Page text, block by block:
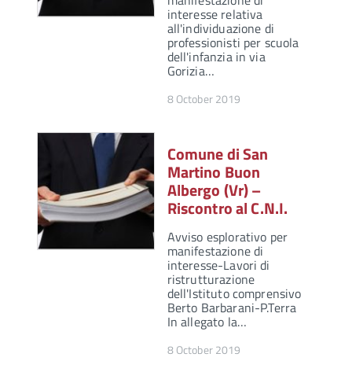
interesse relativa
all'individuazione di
professionisti per scuola
dell'infanzia in via
Gorizia…
8 October 2019
Comune di San
Martino Buon
Albergo (Vr) –
Riscontro al C.N.I.
Avviso esplorativo per
manifestazione di
interesse-Lavori di
ristrutturazione
dell'Istituto comprensivo
Berto Barbarani-P.Terra
In allegato la…
8 October 2019